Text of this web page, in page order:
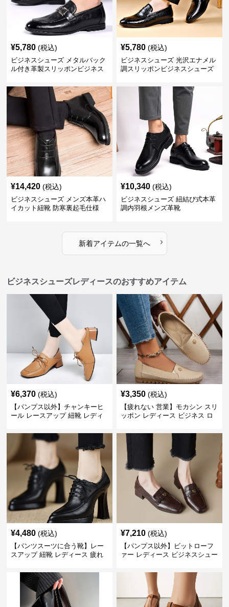
¥5,780 (税込)
ビジネスシューズ メタルバック
ル付き革製スリッポンビジネス
¥5,780 (税込)
ビジネスシューズ 光沢エナメル
調スリッポンビジネスシューズ
¥14,420 (税込)
ビジネスシューズ メンズ本革ハ
イカット紐靴 防寒裏起毛仕様
¥10,340 (税込)
ビジネスシューズ 紐結び式本革
調内羽根メンズ革靴
新着アイテムの一覧へ ›
ビジネスシューズレディースのおすすめアイテム
¥6,370 (税込)
【パンプス以外】チャンキーヒ
ール レースアップ 紐靴 レディ
ーツ スクエアトゥ 歩きやすい
¥3,350 (税込)
【疲れない 営業】モカシン スリ
ッポン レディース ビジネス ロ
ジュアル パンプス以外
¥4,480 (税込)
【パンツスーツに合う靴】レー
スアップ 紐靴 レディース 疲れ
ビジネスシューズ
¥7,210 (税込)
【パンプス以外】ビットローフ
ァー レディース ビジネスシュー
トゥ 疲れない スーツ